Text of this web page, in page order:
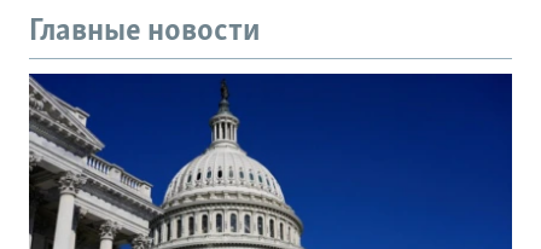
Главные новости